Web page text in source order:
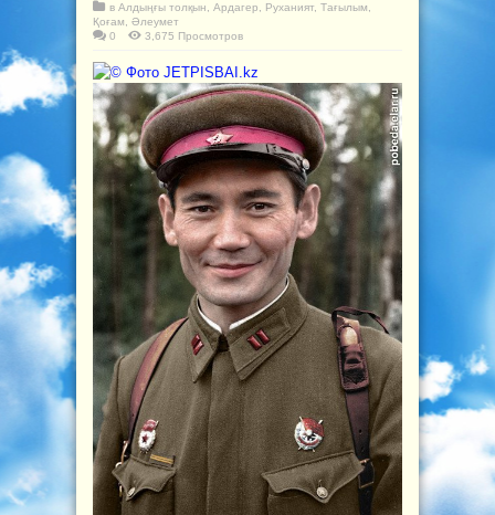
в Алдыңғы толқын, Ардагер, Руханият, Тағылым,
Қоғам, Әлеумет
0
3,675 Просмотров